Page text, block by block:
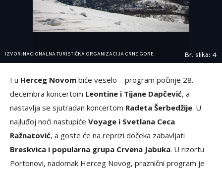
IZVOR: NACIONALNA TURISTIČKA ORGANIZACIJA CRNE GORE Br. slika: 4
I u Herceg Novom biće veselo – program počinje 28.
decembra koncertom Leontine i Tijane Dapčević, a
nastavlja se sjutradan koncertom Radeta Šerbedžije. U
najluđoj noći nastupiće Voyage i Svetlana Ceca
Ražnatović, a goste će na reprizi dočeka zabavljati
Breskvica i popularna grupa Crvena Jabuka. U rizortu
Portonovi, nadomak Herceg Novog, praznični program je